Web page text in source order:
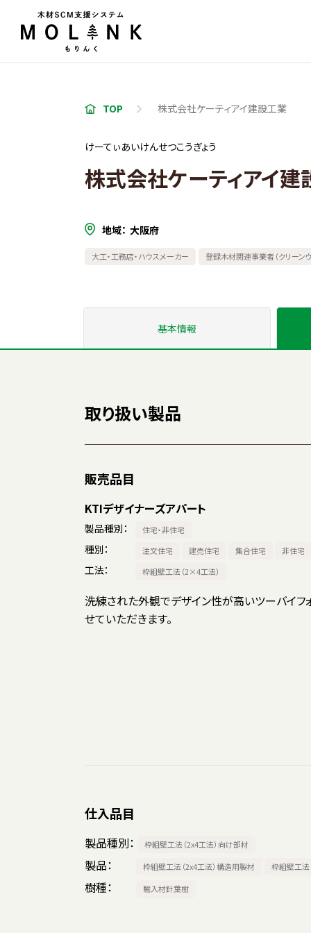
TOP 株式会社ケーティアイ建設工業
けーてぃあいけんせつこうぎょう
株式会社ケーティアイ建
地域 大阪府
大工・工務店・ハウスメーカー 登録木材関連事業者（クリーン
基本情報
取り扱い製品
販売品目
KTIデザイナーズアパート
製品種別 住宅・非住宅
種別 注文住宅 建売住宅 集合住宅 非住宅
工法 枠組壁工法（2×4工法）
洗練された外観でデザイン性が高いツーバイ
せていただきます。
仕入品目
製品種別 枠組壁工法（2x4工法）向け部材
製品 枠組壁工法（2x4工法）構造用製材 枠組壁工法
樹種 輸入材針葉樹